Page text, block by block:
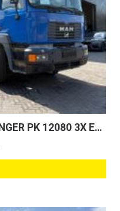
MAN F2000 28.364 + PALFINGER PK 12080 3X EXT + manual + Euro 2 + 6X2 + HOOK ARM SYSTEM + STEERING/LIFT SHAFT + REMOTE